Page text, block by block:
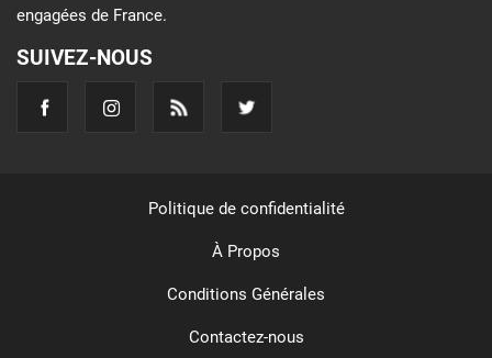
engagées de France.
SUIVEZ-NOUS
Politique de confidentialité
À Propos
Conditions Générales
Contactez-nous